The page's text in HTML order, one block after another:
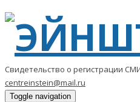
Свидетельство о регистрации
centreinstein@mail.ru
Toggle navigation